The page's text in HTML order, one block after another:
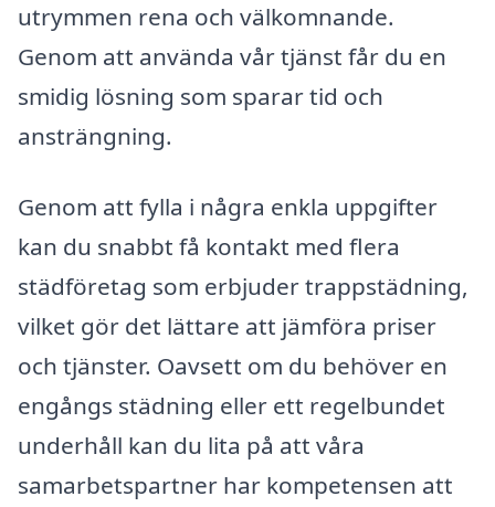
utrymmen rena och välkomnande.
Genom att använda vår tjänst får du en
smidig lösning som sparar tid och
ansträngning.
Genom att fylla i några enkla uppgifter
kan du snabbt få kontakt med flera
städföretag som erbjuder trappstädning,
vilket gör det lättare att jämföra priser
och tjänster. Oavsett om du behöver en
engångs städning eller ett regelbundet
underhåll kan du lita på att våra
samarbetspartner har kompetensen att